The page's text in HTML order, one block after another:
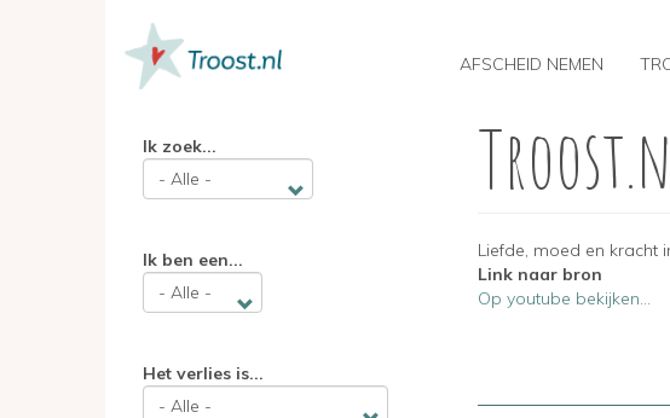
MAIN
NAVIGATION
AFSCHEID NEMEN
Ik zoek...
Ik ben een...
Het verlies is...
Liefde, moed en kracht
Link naar bron
Op youtube bekijken...